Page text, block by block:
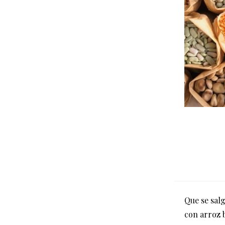
Que se
con arroz